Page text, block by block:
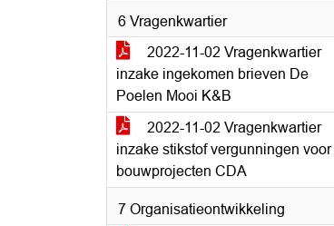
6 Vragenkwartier
2022-11-02 Vragenkwartier
inzake ingekomen brieven De
Poelen Mooi K&B
2022-11-02 Vragenkwartier
inzake stikstof vergunningen voor
bouwprojecten CDA
7 Organisatieontwikkeling